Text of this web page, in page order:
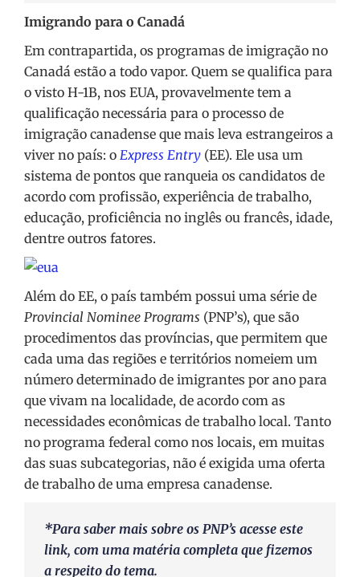
Imigrando para o Canadá
Em contrapartida, os programas de imigração no
Canadá estão a todo vapor. Quem se qualifica para
o visto H-1B, nos EUA, provavelmente tem a
qualificação necessária para o processo de
imigração canadense que mais leva estrangeiros a
viver no país: o Express Entry (EE). Ele usa um
sistema de pontos que ranqueia os candidatos de
acordo com profissão, experiência de trabalho,
educação, proficiência no inglês ou francês, idade,
dentre outros fatores.
Além do EE, o país também possui uma série de
Provincial Nominee Programs (PNP’s), que são
procedimentos das províncias, que permitem que
cada uma das regiões e territórios nomeiem um
número determinado de imigrantes por ano para
que vivam na localidade, de acordo com as
necessidades econômicas de trabalho local. Tanto
no programa federal como nos locais, em muitas
das suas subcategorias, não é exigida uma oferta
de trabalho de uma empresa canadense.
*Para saber mais sobre os PNP’s acesse este
link, com uma matéria completa que fizemos
a respeito do tema.